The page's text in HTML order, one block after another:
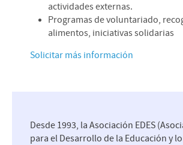
actividades externas.
Programas de voluntariado,
alimentos, iniciativas solidarias
Solicitar más información
Desde 1993, la Asociación EDES
para el Desarrollo de la Educación y